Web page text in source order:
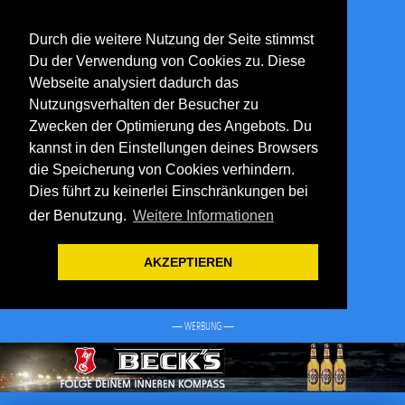
Durch die weitere Nutzung der Seite stimmst
Du der Verwendung von Cookies zu. Diese
Webseite analysiert dadurch das
Nutzungsverhalten der Besucher zu
Zwecken der Optimierung des Angebots. Du
kannst in den Einstellungen deines Browsers
die Speicherung von Cookies verhindern.
Dies führt zu keinerlei Einschränkungen bei
der Benutzung. Weitere Informationen
AKZEPTIEREN
— WERBUNG —